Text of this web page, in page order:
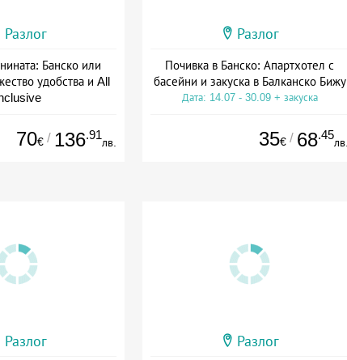
Разлог
Банско или
удобства и All
70€ / 136.91
лв.
Разлог
Почивка в Банско: Апартхотел с
басейни и закуска в Балканско Бижу
Дата: 14.07 - 30.09 + закуска
35€ / 68.45
лв.
Разлог Разлог